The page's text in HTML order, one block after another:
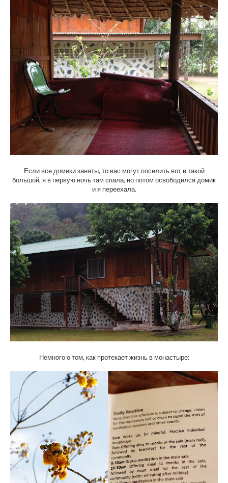
Если все домики заняты, то вас могут поселить вот в такой
большой, я в первую ночь там спала, но потом освободился домик
и я переехала.
Немного о том, как протекает жизнь в монастыре: